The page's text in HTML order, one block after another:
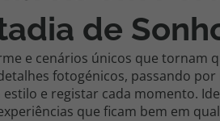
de
e cenários únicos que tornam
fotogénicos, passando
e registar cada momento.
que ficam bem em